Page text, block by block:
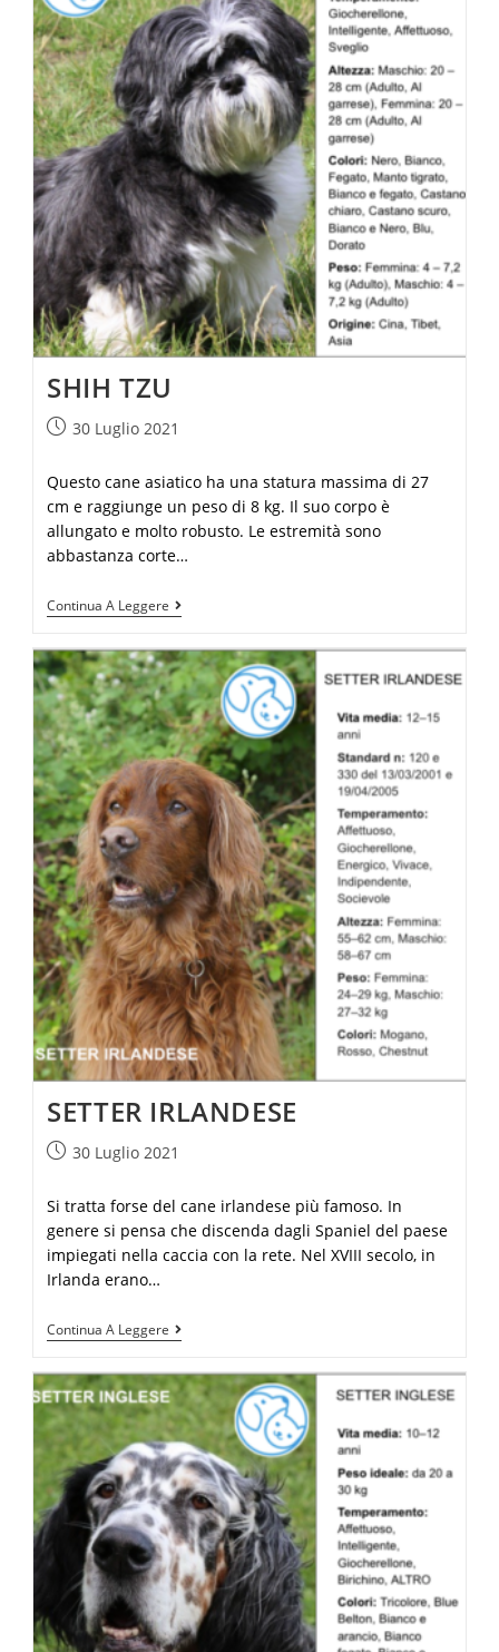
SHIH TZU
30 Luglio 2021
Questo cane asiatico ha una statura massima di 27
cm e raggiunge un peso di 8 kg. Il suo corpo è
allungato e molto robusto. Le estremità sono
abbastanza corte…
Continua A Leggere
SETTER IRLANDESE
30 Luglio 2021
Si tratta forse del cane irlandese più famoso. In
genere si pensa che discenda dagli Spaniel del paese
impiegati nella caccia con la rete. Nel XVIII secolo, in
Irlanda erano…
Continua A Leggere